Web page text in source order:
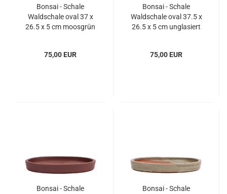
Bonsai - Schale
Waldschale oval 37 x
26.5 x 5 cm moosgrün
75,00 EUR
Bonsai - Schale
Waldschale oval 37.5 x
26.5 x 5 cm unglasiert
75,00 EUR
Bonsai - Schale
Bonsai - Schale